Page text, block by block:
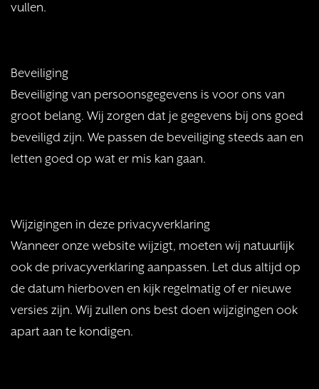
vullen.
Beveiliging
Beveiliging van persoonsgegevens is voor ons van
groot belang. Wij zorgen dat je gegevens bij ons goed
beveiligd zijn. We passen de beveiliging steeds aan en
letten goed op wat er mis kan gaan.
Wijzigingen in deze privacyverklaring
Wanneer onze website wijzigt, moeten wij natuurlijk
ook de privacyverklaring aanpassen. Let dus altijd op
de datum hierboven en kijk regelmatig of er nieuwe
versies zijn. Wij zullen ons best doen wijzigingen ook
apart aan te kondigen.